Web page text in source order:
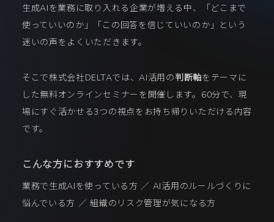
生成AIを業務に取り入れる企業が増える中、「どこまで
使っていいのか」「この回答を信じていいのか」という
迷いの声をよくいただきます。
そこで株式会社DELTAでは、AI活用の判断軸をテーマに
した無料オンラインセミナーを開催します。60分で、現
場にすぐ活かせる3つの視点をお持ち帰りいただける内容
です。
こんな方におすすめです
業務で生成AIを使っている方 ／ AI活用のルールづくりに
悩んでいる方 ／ 組織のリスク管理が気になる方